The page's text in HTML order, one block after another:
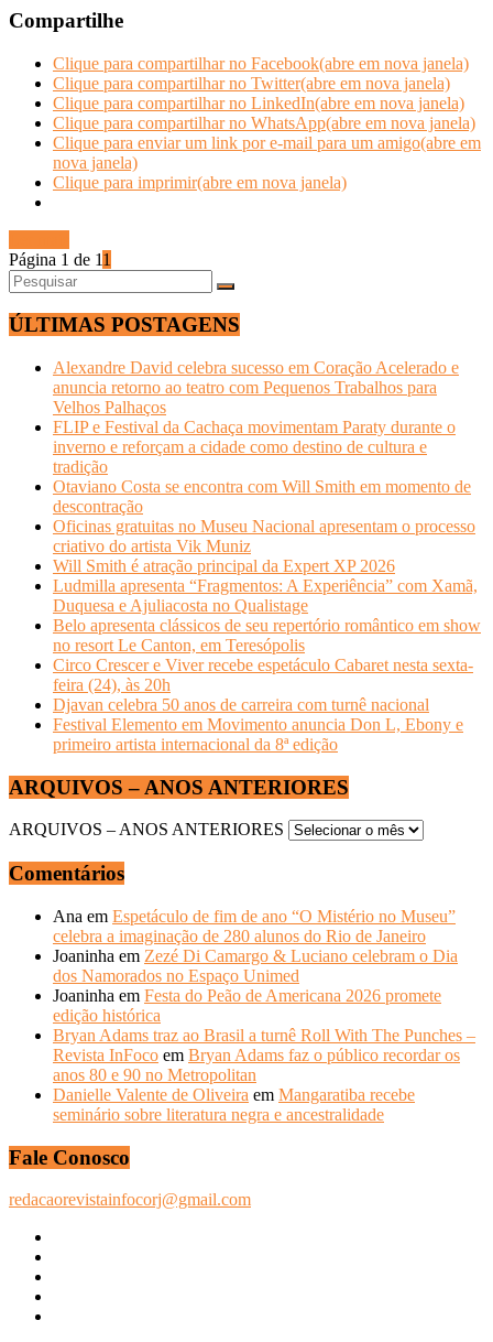
Compartilhe
Clique para compartilhar no Facebook(abre em nova janela)
Clique para compartilhar no Twitter(abre em nova janela)
Clique para compartilhar no LinkedIn(abre em nova janela)
Clique para compartilhar no WhatsApp(abre em nova janela)
Clique para enviar um link por e-mail para um amigo(abre em
nova janela)
Clique para imprimir(abre em nova janela)
Página 1 de 11
ÚLTIMAS POSTAGENS
Alexandre David celebra sucesso em Coração Acelerado e
anuncia retorno ao teatro com Pequenos Trabalhos para
Velhos Palhaços
FLIP e Festival da Cachaça movimentam Paraty durante o
inverno e reforçam a cidade como destino de cultura e
tradição
Otaviano Costa se encontra com Will Smith em momento de
descontração
Oficinas gratuitas no Museu Nacional apresentam o processo
criativo do artista Vik Muniz
Will Smith é atração principal da Expert XP 2026
Ludmilla apresenta “Fragmentos: A Experiência” com Xamã,
Duquesa e Ajuliacosta no Qualistage
Belo apresenta clássicos de seu repertório romântico em show
no resort Le Canton, em Teresópolis
Circo Crescer e Viver recebe espetáculo Cabaret nesta sexta-
feira (24), às 20h
Djavan celebra 50 anos de carreira com turnê nacional
Festival Elemento em Movimento anuncia Don L, Ebony e
primeiro artista internacional da 8ª edição
ARQUIVOS – ANOS ANTERIORES
ARQUIVOS – ANOS ANTERIORES
Comentários
Ana em Espetáculo de fim de ano “O Mistério no Museu”
celebra a imaginação de 280 alunos do Rio de Janeiro
Joaninha em Zezé Di Camargo & Luciano celebram o Dia
dos Namorados no Espaço Unimed
Joaninha em Festa do Peão de Americana 2026 promete
edição histórica
Bryan Adams traz ao Brasil a turnê Roll With The Punches –
Revista InFoco em Bryan Adams faz o público recordar os
anos 80 e 90 no Metropolitan
Danielle Valente de Oliveira em Mangaratiba recebe
seminário sobre literatura negra e ancestralidade
Fale Conosco
redacaorevistainfocorj@gmail.com